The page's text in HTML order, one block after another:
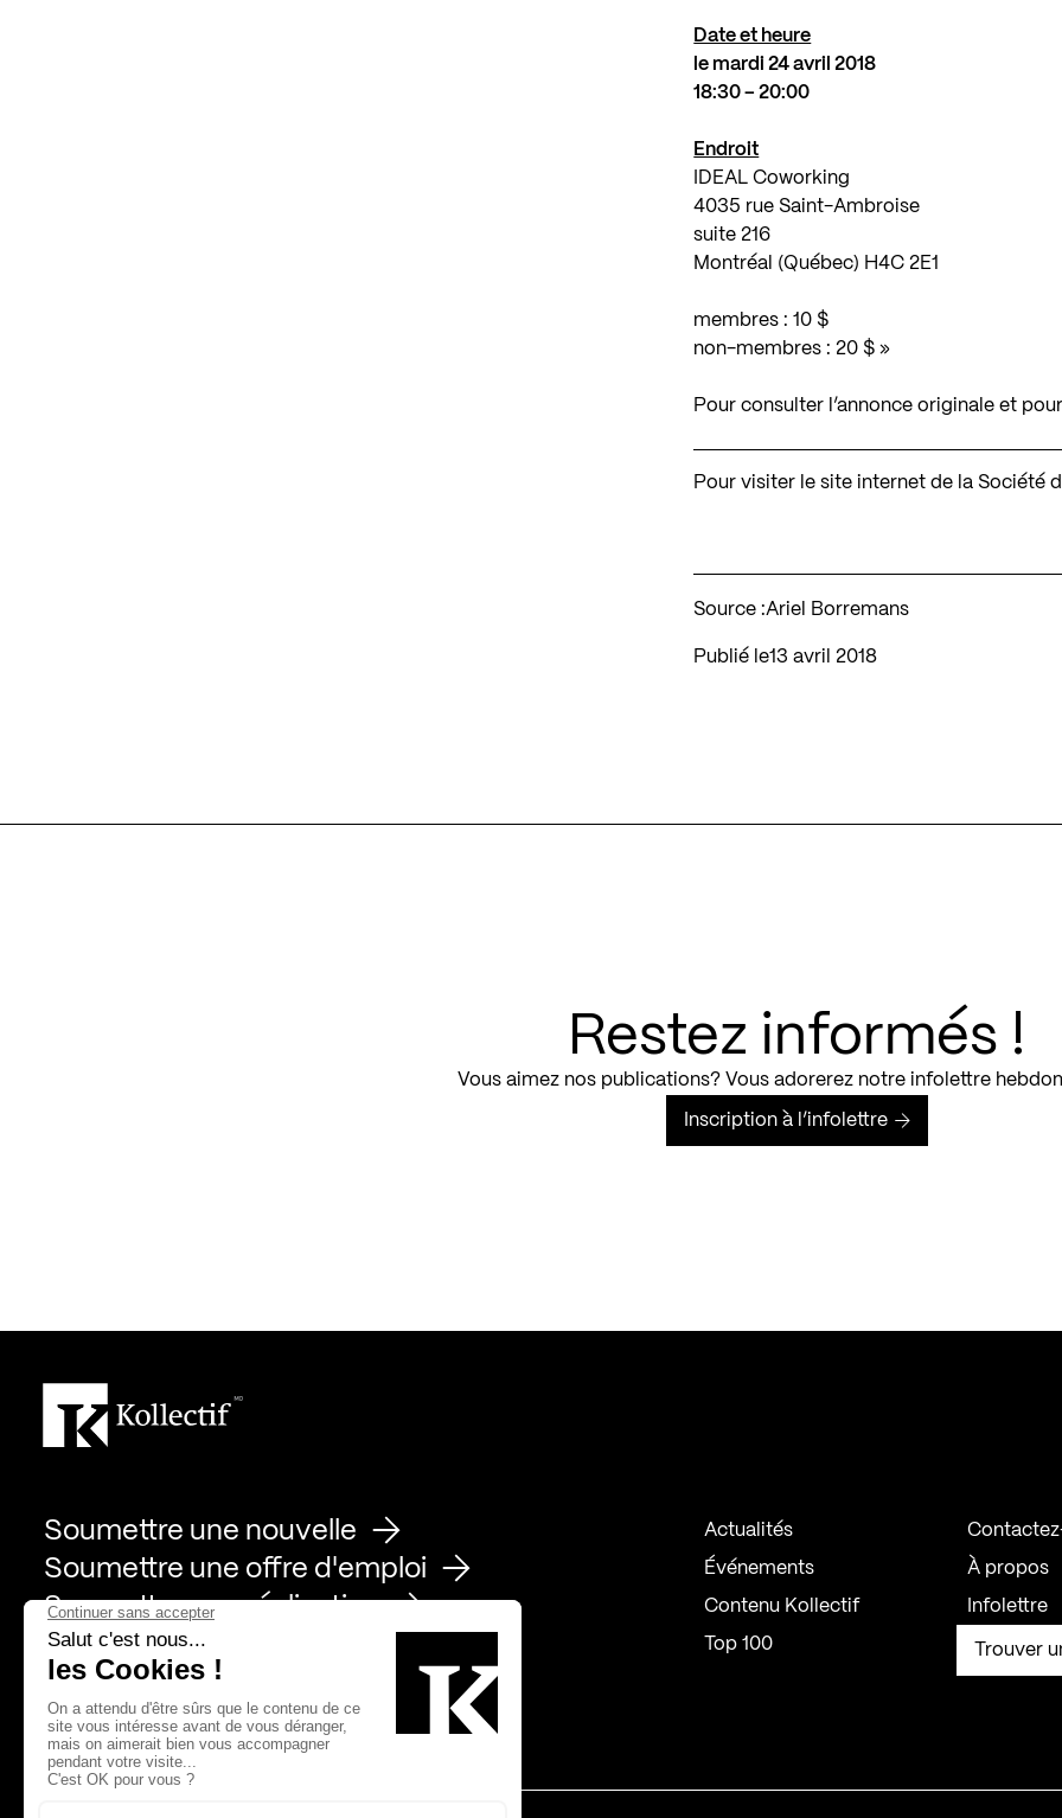
Date et heure
le mardi 24 avril 2018
18:30 – 20:00
Endroit
IDEAL Coworking
4035 rue Saint-Ambroise
suite 216
Montréal (Québec) H4C 2E1
membres : 10 $
non-membres : 20 $ »
Pour consulter l’annonce originale et
Pour visiter le site internet de la Société
Source :Ariel Borremans
Publié le 13 avril 2018
Restez informés !
Vous aimez nos publications? Vous adorerez notre infolettre
Inscription à l’infolettre
Soumettre une nouvelle
Soumettre une offre d'emploi
Soumettre une réalisation
Actualités
Événements
Contenu Kollectif
Top 100
À propos
Infolettre
Trouver
Page Facebook de Kollectif
Page Instagram de Kollectif
Page Linkedin de Kollectif